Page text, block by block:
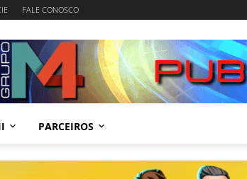
FALE CONOSCO
PARCEIROS